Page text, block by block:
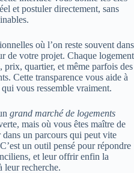
et postuler directement, sans
où l’on reste souvent dans
de votre projet. Chaque logement
prix, quartier, et même parfois des
Cette transparence vous aide à
vous ressemble vraiment.
grand marché de logements
mais où vous êtes maître de
un parcours qui peut vite
un outil pensé pour répondre
et leur offrir enfin la
leur recherche.